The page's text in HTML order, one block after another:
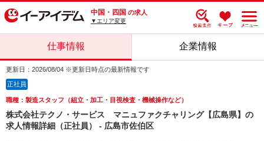
中国・四国 の求人
▼エリア変更
仕事情報 企業情報
更新日：2026/08/04 ※更新日時点の最新情報です
正社員
職種：製造スタッフ（組立・加工・目視検査・機械操作など）
株式会社テクノ・サービス マニュファクチャリング【広島県】の
求人情報詳細（正社員） - 広島市佐伯区